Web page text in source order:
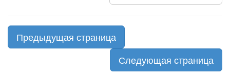
Предыдущая страница
Следующая страница